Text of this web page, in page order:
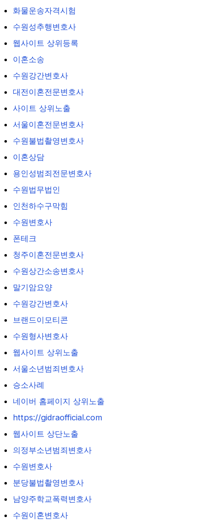
화물운송자격시험
수원성추행변호사
웹사이트 상위등록
이혼소송
수원강간변호사
대전이혼전문변호사
사이트 상위노출
서울이혼전문변호사
수원불법촬영변호사
이혼상담
용인성범죄전문변호사
수원법무법인
인천하수구막힘
수원변호사
폰테크
청주이혼전문변호사
수원상간소송변호사
말기암요양
수원강간변호사
브랜드이모티콘
수원형사변호사
웹사이트 상위노출
서울소년범죄변호사
승소사례
네이버 홈페이지 상위노출
https://gidraofficial.com
웹사이트 상단노출
의정부소년범죄변호사
수원변호사
분당불법촬영변호사
남양주학교폭력변호사
수원이혼변호사